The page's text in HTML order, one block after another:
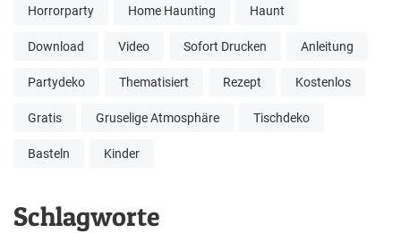
Horrorparty Home Haunting Haunt
Download Video Sofort Drucken Anleitung
Partydeko Thematisiert Rezept Kostenlos
Gratis Gruselige Atmosphäre Tischdeko
Basteln Kinder
Schlagworte